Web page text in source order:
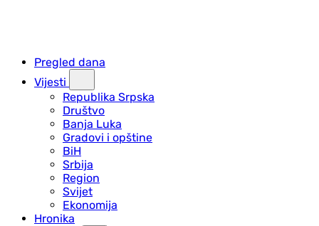
Pregled dana
Vijesti
Republika Srpska
Društvo
Banja Luka
Gradovi i opštine
BiH
Srbija
Region
Svijet
Ekonomija
Hronika